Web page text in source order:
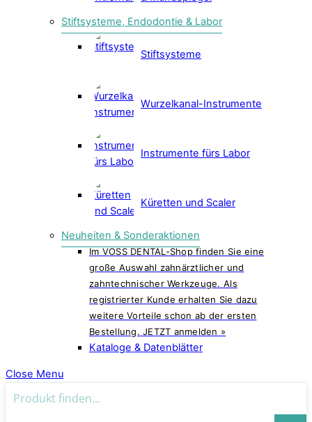
Stiftsysteme, Endodontie & Labor
Stiftsysteme
Wurzelkanal-Instrumente
Instrumente fürs Labor
Küretten und Scaler
Neuheiten & Sonderaktionen
Im VOSS DENTAL-Shop finden Sie eine
große Auswahl zahnärztlicher und
zahntechnischer Werkzeuge. Als
registrierter Kunde erhalten Sie dazu
weitere Vorteile schon ab der ersten
Bestellung. JETZT anmelden »
Kataloge & Datenblätter
Close Menu